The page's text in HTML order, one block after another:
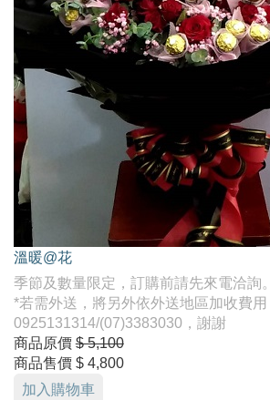
溫暖@花
季節及數量限定，訂購前請先來電洽詢。
*若需外送，將另外依外送地區加收費
0925131314/(07)3383030，謝謝
商品原價 $ 5,100
商品售價 $ 4,800
加入購物車